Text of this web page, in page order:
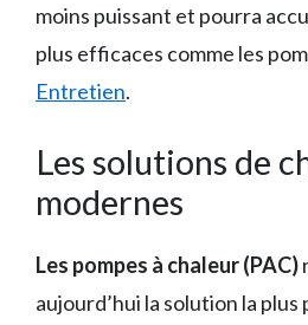
moins puissant et pourra
plus efficaces comme les
Entretien.
Les solutions de
modernes
Les pompes à chaleur (PAC)
aujourd’hui la solution la